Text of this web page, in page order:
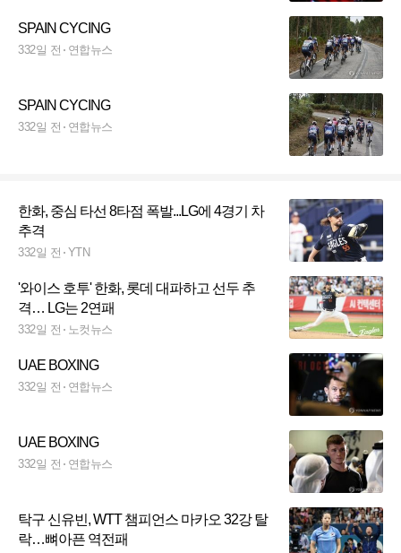
SPAIN CYCING
332일 전 연합뉴스
SPAIN CYCING
332일 전 연합뉴스
한화, 중심 타선 8타점 폭발...LG에 4경기 차
추격
332일 전 YTN
'와이스 호투' 한화, 롯데 대파하고 선두 추
격… LG는 2연패
332일 전 노컷뉴스
UAE BOXING
332일 전 연합뉴스
UAE BOXING
332일 전 연합뉴스
탁구 신유빈, WTT 챔피언스 마카오 32강 탈
락…뼈아픈 역전패